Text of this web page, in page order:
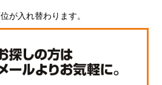
が入れ替わります。